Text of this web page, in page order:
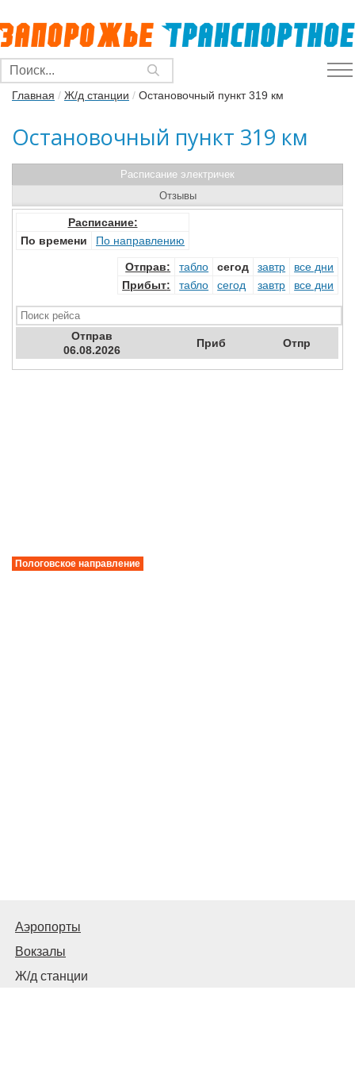
Главная / Ж/д станции / Остановочный пункт 319 км
Остановочный пункт 319 км
Расписание электричек
Расписание:
По времени
По направлению
Отправ: табло сегод завтр
все дни
Прибыт: табло сегод завтр все дни
Отправ
06.08.2026
Приб Отпр
Отзывы
Пологовское направление
Аэропорты
Вокзалы
Ж/д станции